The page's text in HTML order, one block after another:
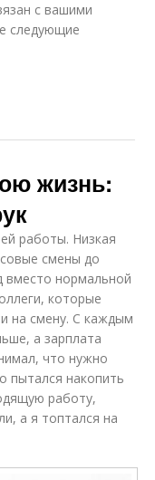
с вашими
следующие
жизнь:
работы. Низкая
смены до
вместо нормальной
которые
на смену. С каждым
а зарплата
что нужно
пытался накопить
работу,
а я топтался на